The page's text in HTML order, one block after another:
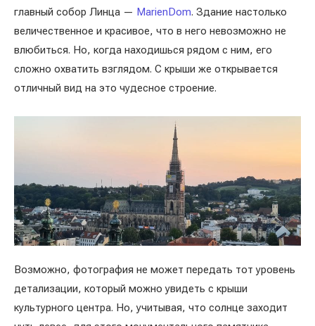
главный собор Линца — MarienDom. Здание настолько
величественное и красивое, что в него невозможно не
влюбиться. Но, когда находишься рядом с ним, его
сложно охватить взглядом. С крыши же открывается
отличный вид на это чудесное строение.
Возможно, фотография не может передать тот уровень
детализации, который можно увидеть с крыши
культурного центра. Но, учитывая, что солнце заходит